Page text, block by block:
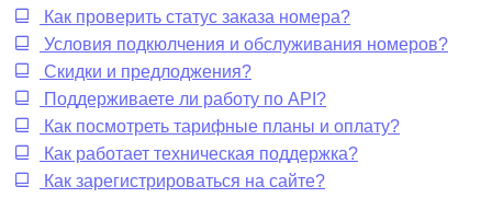
Как проверить статус заказа номера?
Условия подкюлчения и обслуживания номеров?
Скидки и предлоджения?
Поддерживаете ли работу по API?
Как посмотреть тарифные планы и оплату?
Как работает техническая поддержка?
Как зарегистрироваться на сайте?